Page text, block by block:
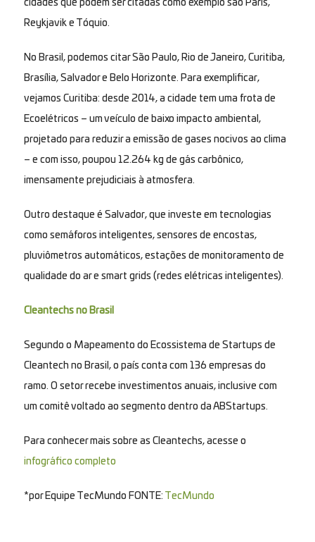
cidades que podem ser citadas como exemplo são Paris,
Reykjavik e Tóquio.
No Brasil, podemos citar São Paulo, Rio de Janeiro, Curitiba,
Brasília, Salvador e Belo Horizonte. Para exemplificar,
vejamos Curitiba: desde 2014, a cidade tem uma frota de
Ecoelétricos – um veículo de baixo impacto ambiental,
projetado para reduzir a emissão de gases nocivos ao clima
– e com isso, poupou 12.264 kg de gás carbônico,
imensamente prejudiciais à atmosfera.
Outro destaque é Salvador, que investe em tecnologias
como semáforos inteligentes, sensores de encostas,
pluviômetros automáticos, estações de monitoramento de
qualidade do ar e smart grids (redes elétricas inteligentes).
Cleantechs no Brasil
Segundo o Mapeamento do Ecossistema de Startups de
Cleantech no Brasil, o país conta com 136 empresas do
ramo. O setor recebe investimentos anuais, inclusive com
um comitê voltado ao segmento dentro da ABStartups.
Para conhecer mais sobre as Cleantechs, acesse o
infográfico completo
*por Equipe TecMundo FONTE: TecMundo